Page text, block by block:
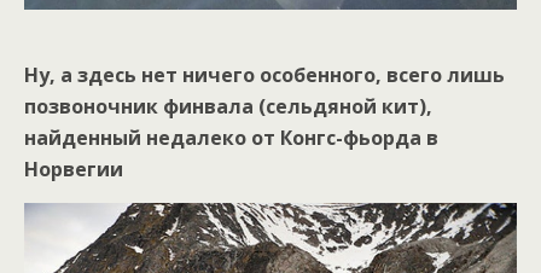
Ну, а здесь нет ничего особенного, всего лишь
позвоночник финвала (сельдяной кит),
найденный недалеко от Конгс-фьорда в
Норвегии